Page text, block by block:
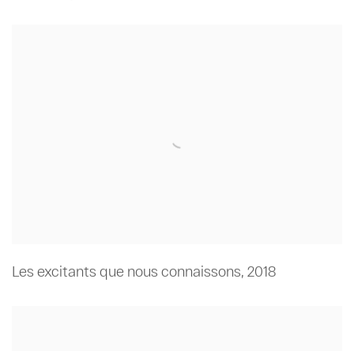
Les excitants que nous connaissons, 2018